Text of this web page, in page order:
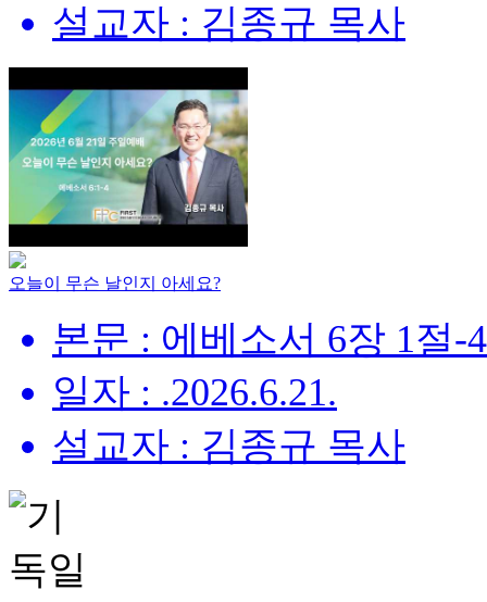
설교자 : 김종규 목사
오늘이 무슨 날인지 아세요?
본문 : 에베소서 6장 1절-
일자 : .2026.6.21.
설교자 : 김종규 목사